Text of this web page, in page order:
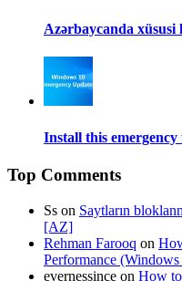
Azərbaycanda
Install this
Top Comments
Ss on Saytların
[AZ]
Rehman Farooq on
Performance
evernessince on How